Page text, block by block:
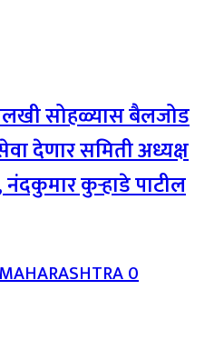
सोहळ्यास बैलजोड
देणार समिती अध्यक्ष
नंदकुमार कुऱ्हाडे पाटील
0